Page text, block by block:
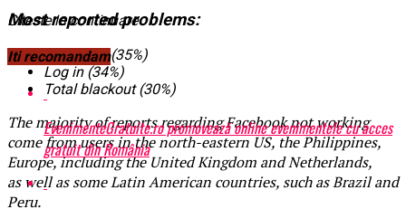
Most reported problems:
Newsfeed (35%)
Log in (34%)
Total blackout (30%)
The majority of reports regarding Facebook not working
come from users in the north-eastern US, the Philippines,
Europe, including the United Kingdom and Netherlands,
as well as some Latin American countries, such as Brazil and
Peru.
Citeste in continuare
Iti recomandam
EvenimenteGratuite.ro promovează online evenimentele cu acces
gratuit din România